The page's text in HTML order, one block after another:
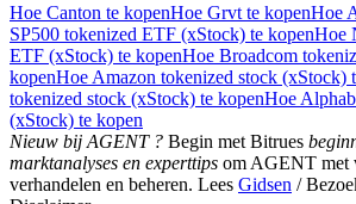
Hoe Canton te kopenHoe Grvt te kopenHoe
SP500 tokenized ETF (xStock) te kopenHoe
ETF (xStock) te kopenHoe Broadcom
kopenHoe Amazon tokenized stock (xStock)
tokenized stock (xStock) te kopenHoe
(xStock) te kopen
Nieuw bij AGENT ? Begin met Bitrues
marktanalyses en experttips om AGENT met
verhandelen en beheren. Lees Gidsen /